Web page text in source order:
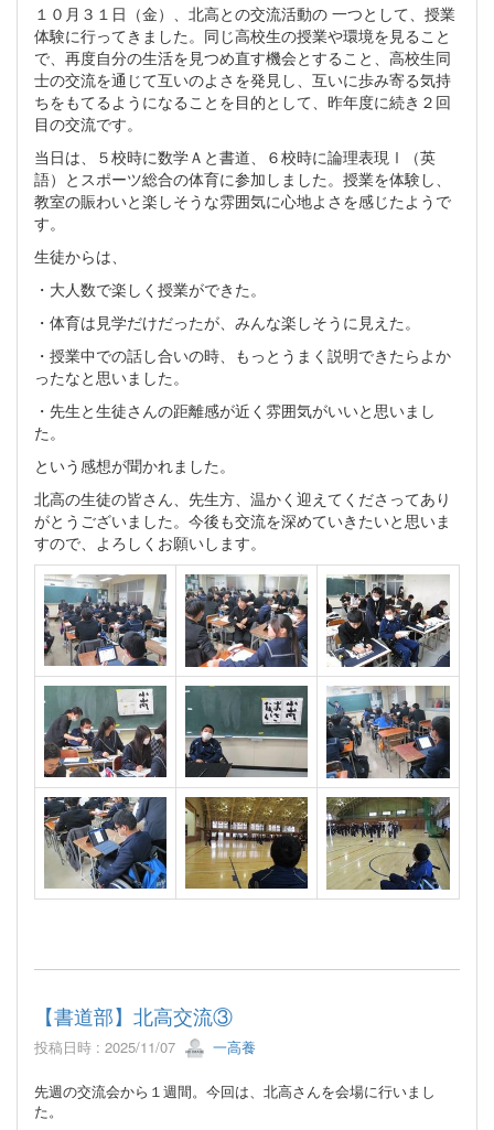
１０月３１日（金）、北高との交流活動の 一つとして、授業
体験に行ってきました。同じ高校生の授業や環境を見ること
で、再度自分の生活を見つめ直す機会とすること、高校生同
士の交流を通じて互いのよさを発見し、互いに歩み寄る気持
ちをもてるようになることを目的として、昨年度に続き２回
目の交流です。
当日は、５校時に数学Ａと書道、６校時に論理表現Ⅰ（英
語）とスポーツ総合の体育に参加しました。授業を体験し、
教室の賑わいと楽しそうな雰囲気に心地よさを感じたようで
す。
生徒からは、
・大人数で楽しく授業ができた。
・体育は見学だけだったが、みんな楽しそうに見えた。
・授業中での話し合いの時、もっとうまく説明できたらよか
ったなと思いました。
・先生と生徒さんの距離感が近く雰囲気がいいと思いまし
た。
という感想が聞かれました。
北高の生徒の皆さん、先生方、温かく迎えてくださってあり
がとうございました。今後も交流を深めていきたいと思いま
すので、よろしくお願いします。
【書道部】北高交流③
投稿日時 : 2025/11/07 一高養
先週の交流会から１週間。今回は、北高さんを会場に行いまし
た。